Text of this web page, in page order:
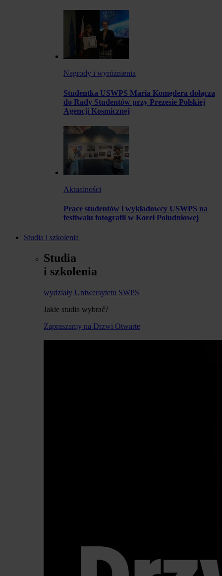
Nagrody i wyróżnienia
Studentka USWPS Maria Komędera dołącza
do Rady Studentów przy Prezesie Polskiej
Agencji Kosmicznej
Aktualności
Prace studentów i wykładowcy USWPS na
festiwalu fotografii w Korei Południowej
Studia i szkolenia
Studia
i szkolenia
wydziały Uniwersytetu SWPS
Jakie studia wybrać?
Zapraszamy na Drzwi Otwarte